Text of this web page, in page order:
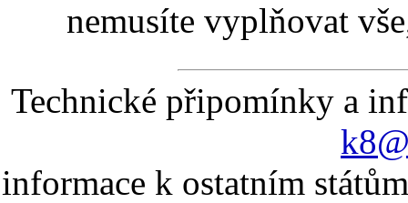
nemusíte vyplňovat
Technické připomínky a
informace k ostatním